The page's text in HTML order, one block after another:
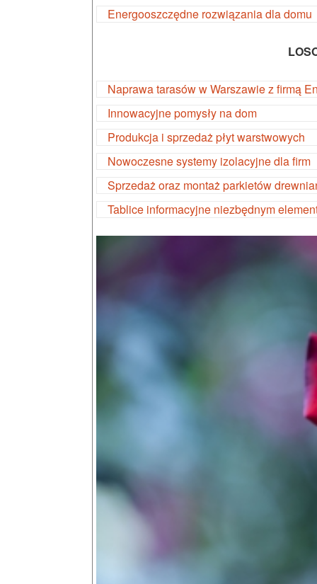
Energooszczędne rozwiązania dla domu
Naprawa tarasów w Warszawie z firmą
Innowacyjne pomysły na dom
Produkcja i sprzedaż płyt warstwowych
Nowoczesne systemy izolacyjne dla firm
Sprzedaż oraz montaż parkietów
Tablice informacyjne niezbędnym